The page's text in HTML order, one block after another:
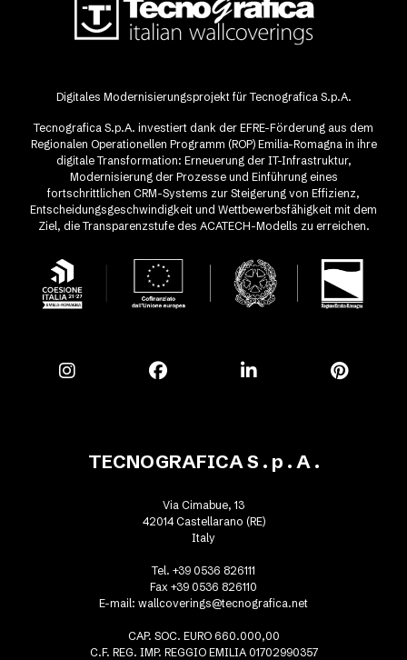
Digitales Modernisierungsprojekt für Tecnografica S.p.A.
Tecnografica S.p.A. investiert dank der EFRE-Förderung aus dem
Regionalen Operationellen Programm (ROP) Emilia-Romagna in ihre
digitale Transformation: Erneuerung der IT-Infrastruktur,
Modernisierung der Prozesse und Einführung eines
fortschrittlichen CRM-Systems zur Steigerung von Effizienz,
Entscheidungsgeschwindigkeit und Wettbewerbsfähigkeit mit dem
Ziel, die Transparenzstufe des ACATECH-Modells zu erreichen.
TECNOGRAFICA S . p . A .
Via Cimabue, 13
42014 Castellarano (RE)
Italy
Tel. +39 0536 826111
Fax +39 0536 826110
E-mail: wallcoverings@tecnografica.net
CAP. SOC. EURO 660.000,00
C.F. REG. IMP. REGGIO EMILIA 01702990357